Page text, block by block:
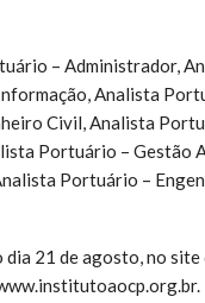
– Administrador,
Analista
Civil, Analista
Portuário – Gestão
Portuário –
dia 21 de agosto, no